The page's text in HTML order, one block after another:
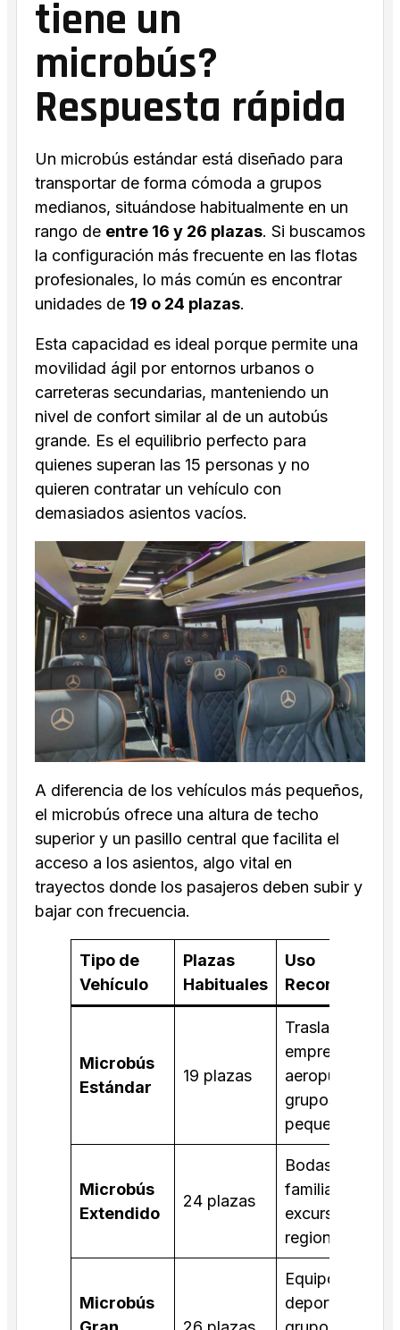
tiene un
microbús?
Respuesta rápida
Un microbús estándar está diseñado para
transportar de forma cómoda a grupos
medianos, situándose habitualmente en un
rango de entre 16 y 26 plazas. Si buscamos
la configuración más frecuente en las flotas
profesionales, lo más común es encontrar
unidades de 19 o 24 plazas.
Esta capacidad es ideal porque permite una
movilidad ágil por entornos urbanos o
carreteras secundarias, manteniendo un
nivel de confort similar al de un autobús
grande. Es el equilibrio perfecto para
quienes superan las 15 personas y no
quieren contratar un vehículo con
demasiados asientos vacíos.
A diferencia de los vehículos más pequeños,
el microbús ofrece una altura de techo
superior y un pasillo central que facilita el
acceso a los asientos, algo vital en
trayectos donde los pasajeros deben subir y
bajar con frecuencia.
Tipo de
Vehículo
Plazas
Habituales
Uso
Recomendado
Microbús
Estándar
19 plazas
Traslados de
empresa,
aeropuertos y
grupos
pequeños.
Microbús
Extendido
24 plazas
Bodas, eventos
familiares y
excursiones
regionales.
Microbús
Equipos
deportivos o